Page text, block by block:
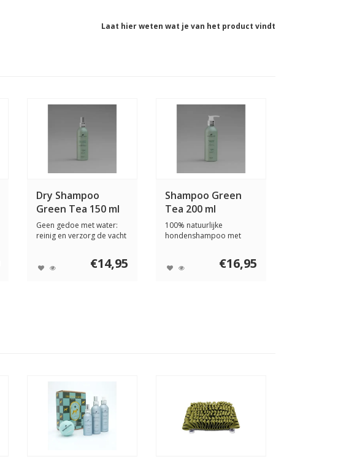
Laat hier weten wat je van het product vindt
Dry Shampoo
Green Tea 150 ml
Geen gedoe met water:
reinig en verzorg de vacht
€14,95
Shampoo Green
Tea 200 ml
100% natuurlijke
hondenshampoo met
€16,95